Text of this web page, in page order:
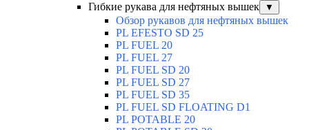
Гибкие рукава для нефтяных вышек
▼
Обзор рукавов для нефтяных вышек
PL EFESTO SD 25
PL FUEL 20
PL FUEL 27
PL FUEL SD 20
PL FUEL SD 27
PL FUEL SD 35
PL FUEL SD FLOATING D1
PL POTABLE 20